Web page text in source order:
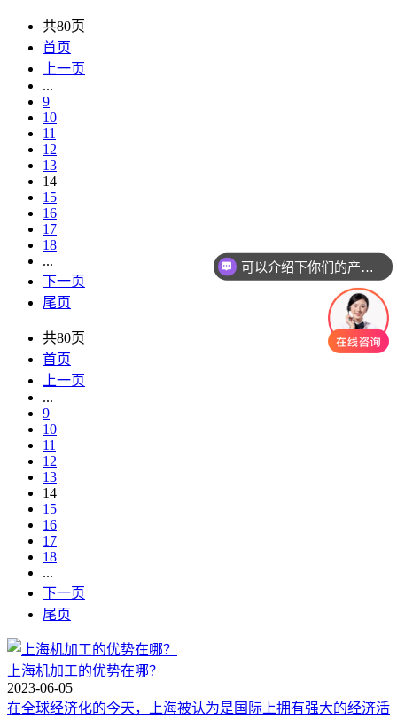
共80页
首页
上一页
...
9
10
11
12
13
14
15
16
17
18
...
下一页
尾页
共80页
首页
上一页
...
9
10
11
12
13
14
15
16
17
18
...
下一页
尾页
上海机加工的优势在哪？
2023-06-05
在全球经济化的今天，上海被认为是国际上拥有强大的经济活